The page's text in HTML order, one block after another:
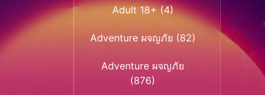
Adult 18+(4)
Adventure ผจญภัย (82)
Adventure ผจญภัย
(876)